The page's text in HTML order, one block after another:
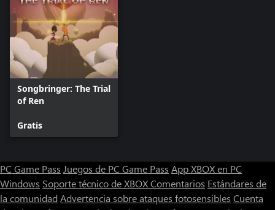
Songbringer: The Trial
of Ren
Gratis
PC Game Pass Juegos de PC Game Pass App XBOX en PC
Windows Soporte técnico de XBOXComentarios Estándares de
la comunidad Advertencia sobre ataques fotosensibles Cuenta